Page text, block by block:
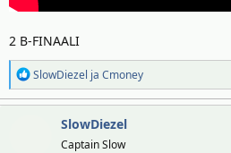
2 B-FINAALI
R
e
a
SlowDiezel ja Cmoney
SlowDiezel
Captain Slow